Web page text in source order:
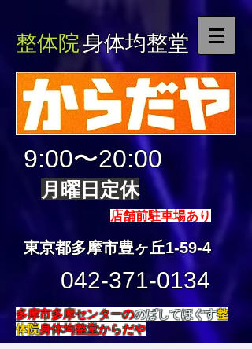
整体院身体均整堂
9:00〜20:00
月曜日定休
店舗前駐車場あり
東京都多摩市豊ヶ丘1-59-4
042-371-0134
多摩市多摩センターののばしてほぐす整
体院身体均整堂からだや